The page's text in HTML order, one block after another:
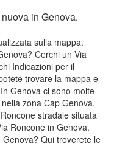
in Genova.
sulla mappa.
Cerchi un Via
Indicazioni per il
trovare la mappa e
Genova ci sono molte
zona Cap Genova.
stradale situata
Roncone in Genova.
Qui troverete le